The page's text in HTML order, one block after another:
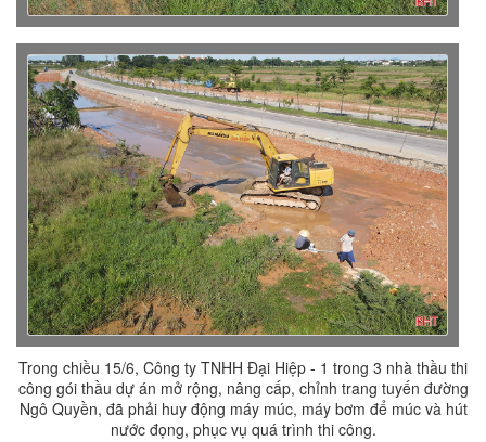
Trong chiều 15/6, Công ty TNHH Đại Hiệp - 1 trong 3 nhà thầu thi
công gói thầu dự án mở rộng, nâng cấp, chỉnh trang tuyến đường
Ngô Quyền, đã phải huy động máy múc, máy bơm để múc và hút
nước đọng, phục vụ quá trình thi công.